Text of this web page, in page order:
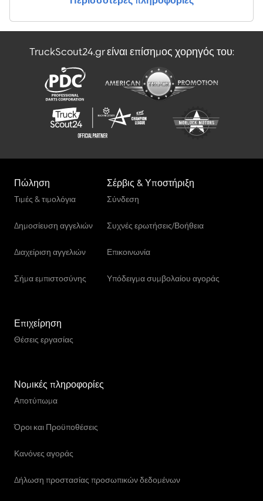
TruckScout24.gr είναι επίσημος χορηγός του:
Πώληση
Τιμές & τιμολόγια
Δημοσίευση αγγελιών
Διαχείριση αγγελιών
Σήμα εμπιστοσύνης
Σέρβις & Υποστήριξη
Σύνδεση
Συχνές ερωτήσεις/Βοήθεια
Επικοινωνία
Υπόδειγμα συμβολαίου αγοράς
Επιχείρηση
Θέσεις εργασίας
Νομικές πληροφορίες
Αποτύπωμα
Όροι και Προϋποθέσεις
Κανόνες αγοράς
Δήλωση προστασίας προσωπικών δεδομένων